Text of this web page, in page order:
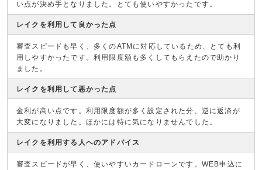
い点が決め手となりました。とても使いやすかったです。
レイクを利用して良かった点
審査スピードも早く、多くのATMに対応しているため、とても利
用しやすかったです。利用限度額も多くしてもらえたので助かり
ました。
レイクを利用して悪かった点
金利が高い点です。利用限度額が多く設定された分、逆に返済が
大変になりました。ほかには特に気になりませんでした。
レイクを利用する人へのアドバイス
審査スピードが早く、使いやすいカードローンです。WEB申込に